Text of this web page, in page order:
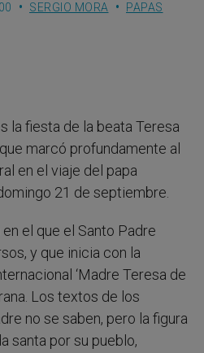
SERGIO MORA PAPAS
la fiesta de la beata Teresa
marcó profundamente al
en el viaje del papa
21 de septiembre.
el que el Santo Padre
y que inicia con la
‘Madre Teresa de
Los textos de los
no se saben, pero la figura
santa por su pueblo,